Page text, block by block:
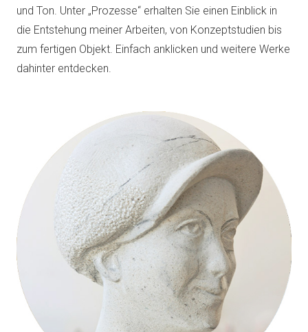
und Ton. Unter „Prozesse“ erhalten Sie einen Einblick in
die Entstehung meiner Arbeiten, von Konzeptstudien bis
zum fertigen Objekt. Einfach anklicken und weitere Werke
dahinter entdecken.